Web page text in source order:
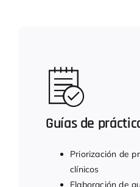
Guías de
Priorización de
clínicos